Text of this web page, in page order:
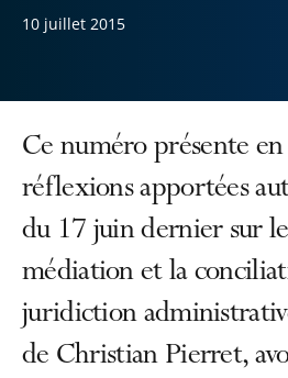
10 juillet 2015
Ce numéro présente
réflexions apportées
du 17 juin dernier sur
médiation et la
juridiction
de Christian Pierret,